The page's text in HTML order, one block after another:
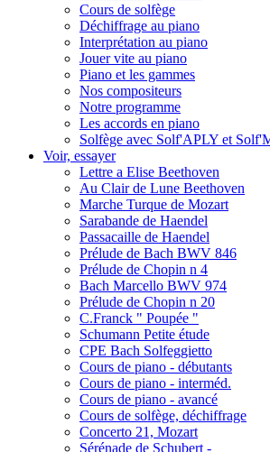
Cours de solfège
Déchiffrage au piano
Interprétation au piano
Jouer vite au piano
Piano et les gammes
Nos compositeurs
Notre programme
Les accords en piano
Solfège avec Solf'APLY et
Voir, essayer
Lettre a Elise Beethoven
Au Clair de Lune Beethoven
Marche Turque de Mozart
Sarabande de Haendel
Passacaille de Haendel
Prélude de Bach BWV 846
Prélude de Chopin n 4
Bach Marcello BWV 974
Prélude de Chopin n 20
C.Franck " Poupée "
Schumann Petite étude
CPE Bach Solfeggietto
Cours de piano - débutants
Cours de piano - interméd.
Cours de piano - avancé
Cours de solfège, déchiffrage
Concerto 21, Mozart
Sérénade de Schubert -